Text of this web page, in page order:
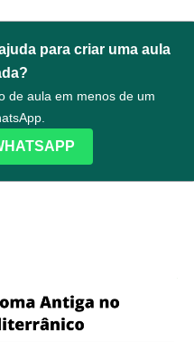
para criar uma aula
de aula em menos de um